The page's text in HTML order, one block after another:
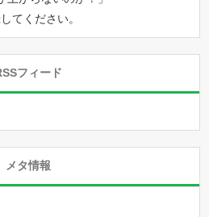
てください。
フィード
メタ情報